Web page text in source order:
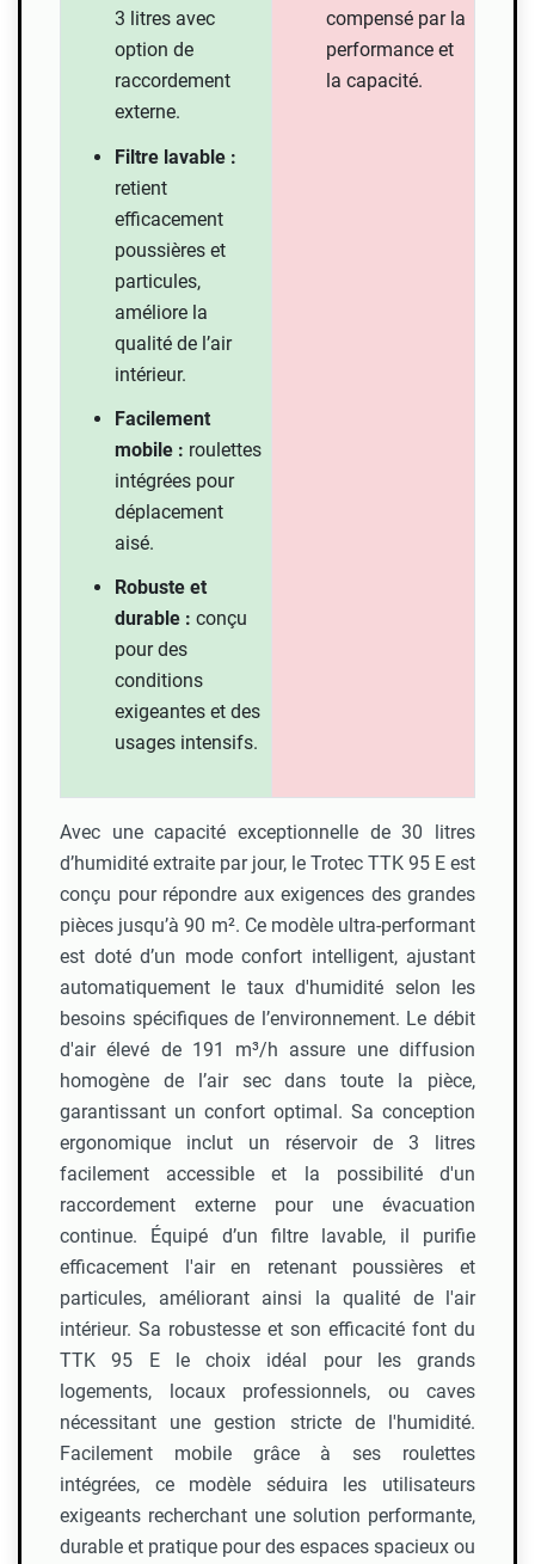
3 litres avec
option de
raccordement
externe.
Filtre lavable :
retient
efficacement
poussières et
particules,
améliore la
qualité de l’air
intérieur.
Facilement
mobile : roulettes
intégrées pour
déplacement
aisé.
Robuste et
durable : conçu
pour des
conditions
exigeantes et des
usages intensifs.
compensé par la
performance et
la capacité.
Avec une capacité exceptionnelle de 30 litres
d’humidité extraite par jour, le Trotec TTK 95 E est
conçu pour répondre aux exigences des grandes
pièces jusqu’à 90 m². Ce modèle ultra-performant
est doté d’un mode confort intelligent, ajustant
automatiquement le taux d'humidité selon les
besoins spécifiques de l’environnement. Le débit
d'air élevé de 191 m³/h assure une diffusion
homogène de l’air sec dans toute la pièce,
garantissant un confort optimal. Sa conception
ergonomique inclut un réservoir de 3 litres
facilement accessible et la possibilité d'un
raccordement externe pour une évacuation
continue. Équipé d’un filtre lavable, il purifie
efficacement l'air en retenant poussières et
particules, améliorant ainsi la qualité de l'air
intérieur. Sa robustesse et son efficacité font du
TTK 95 E le choix idéal pour les grands
logements, locaux professionnels, ou caves
nécessitant une gestion stricte de l'humidité.
Facilement mobile grâce à ses roulettes
intégrées, ce modèle séduira les utilisateurs
exigeants recherchant une solution performante,
durable et pratique pour des espaces spacieux ou